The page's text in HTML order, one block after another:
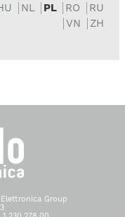
NL PL RO
RU
VN
ZH
Group